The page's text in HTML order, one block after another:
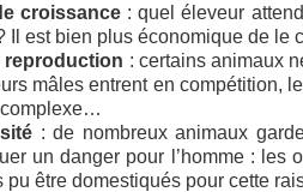
croissance : quel éleveur
Il est bien plus économique de le
reproduction : certains animaux
mâles entrent en compétition,
complexe…
: de nombreux animaux
un danger pour l’homme :
pu être domestiqués pour cette